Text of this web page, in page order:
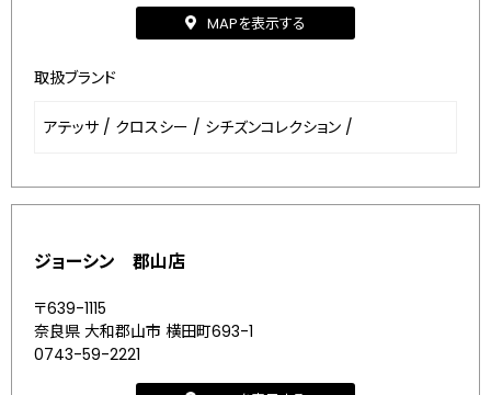
MAPを表示する
取扱ブランド
アテッサ / クロスシー / シチズンコレクション /
ジョーシン 郡山店
〒639-1115
奈良県 大和郡山市 横田町693-1
0743-59-2221